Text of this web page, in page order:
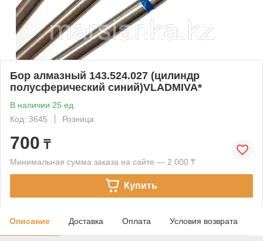
Бор алмазный 143.524.027 (цилиндр
полусферический синий)VLADMIVA*
В наличии 25 ед.
Код: 3645
Розница
700 ₸
Минимальная сумма заказа на сайте — 2 000 ₸
Купить
Описание Доставка Оплата Условия возврата